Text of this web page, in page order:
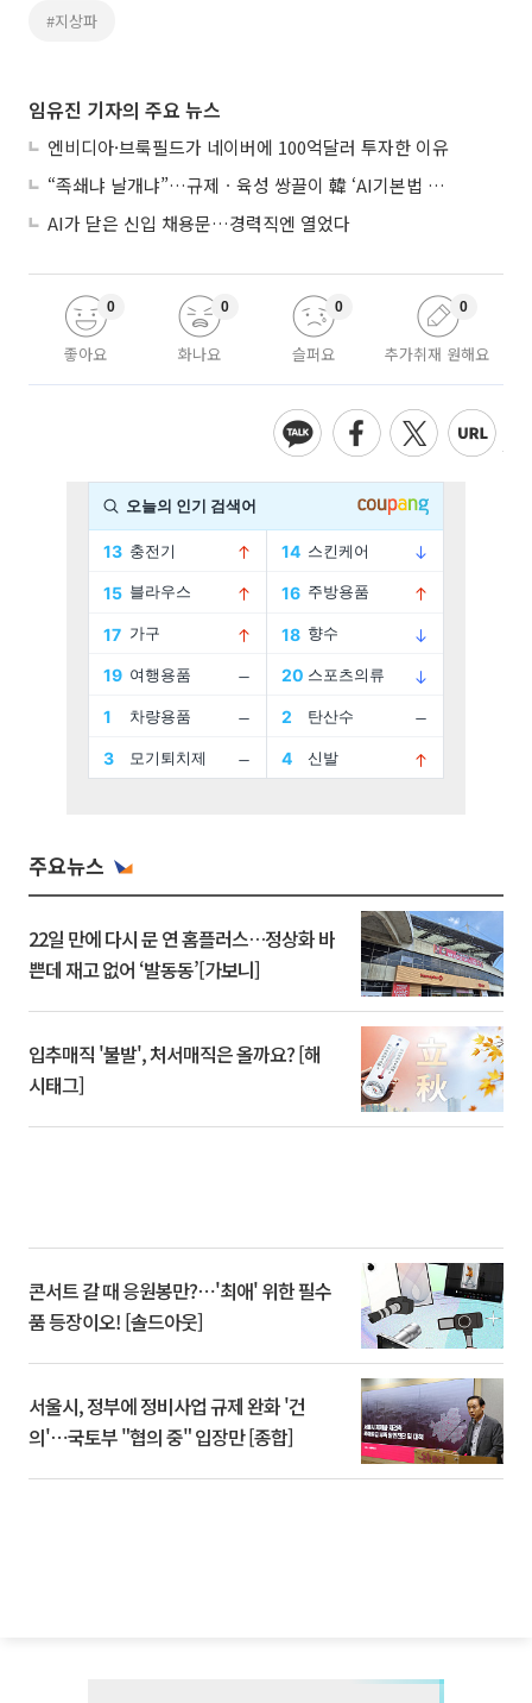
#지상파
임유진 기자의 주요 뉴스
엔비디아·브룩필드가 네이버에 100억달러 투자한 이유
“족쇄냐 날개냐”…규제ㆍ육성 쌍끌이 韓 ‘AI기본법 개정안’ 오늘 시행
AI가 닫은 신입 채용문…경력직엔 열었다
좋아요
0
화나요
0
슬퍼요
0
추가취재 원해요
0
주요뉴스
22일 만에 다시 문 연 홈플러스…정상화 바
쁜데 재고 없어 ‘발동동’[가보니]
입추매직 '불발', 처서매직은 올까요? [해
시태그]
콘서트 갈 때 응원봉만?⋯'최애' 위한 필수
품 등장이오! [솔드아웃]
서울시, 정부에 정비사업 규제 완화 '건
의'⋯국토부 "협의 중" 입장만 [종합]